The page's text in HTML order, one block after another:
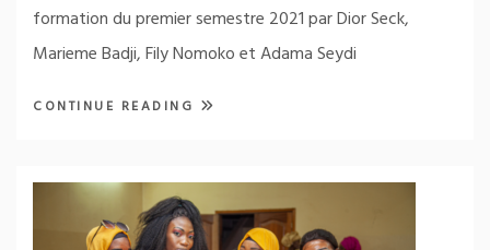
formation du premier semestre 2021 par Dior Seck,
Marieme Badji, Fily Nomoko et Adama Seydi
CONTINUE READING